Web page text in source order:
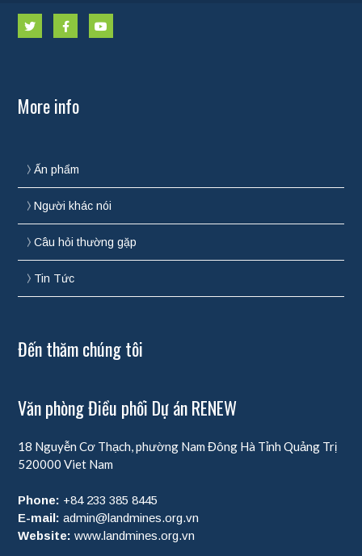
More info
Ấn phẩm
Người khác nói
Câu hỏi thường gặp
Tin Tức
Đến thăm chúng tôi
Văn phòng Điều phối Dự án RENEW
18 Nguyễn Cơ Thạch, phường Nam Đông Hà Tỉnh Quảng Trị
520000 Viet Nam
Phone: +84 233 385 8445
E-mail: admin@landmines.org.vn
Website: www.landmines.org.vn